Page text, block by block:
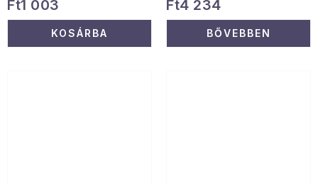
Ft1 003
KOSÁRBA
Ft4 234
BŐVEBBEN